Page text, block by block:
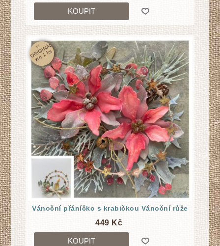
KOUPIT
☆
O
RI
GI
N
Á
L
j
e
n
1
k
s
Vánoční přáníčko s krabičkou Vánoční růže
449 Kč
KOUPIT